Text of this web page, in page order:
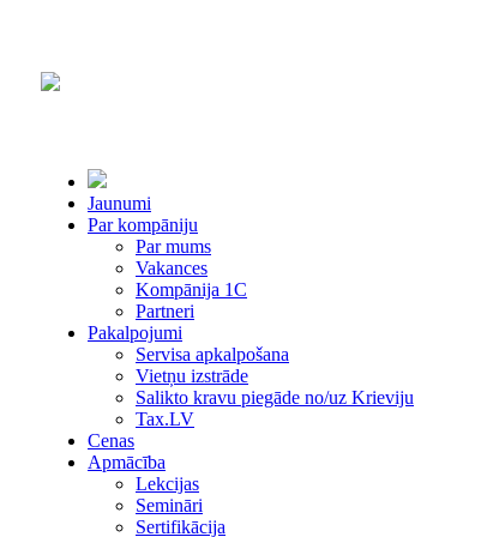
Jaunumi
Par kompāniju
Par mums
Vakances
Kompānija 1С
Partneri
Pakalpojumi
Servisa apkalpošana
Vietņu izstrāde
Salikto kravu piegāde no/uz Krieviju
Tax.LV
Cenas
Apmācība
Lekcijas
Semināri
Sertifikācija